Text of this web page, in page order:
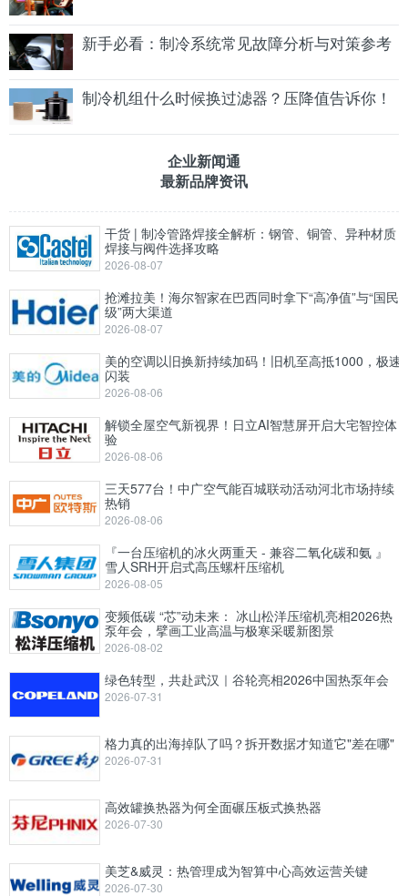
新手必看：制冷系统常见故障分析与对策参考
制冷机组什么时候换过滤器？压降值告诉你！
企业新闻通
最新品牌资讯
干货 | 制冷管路焊接全解析：钢管、铜管、异种材质
焊接与阀件选择攻略
2026-08-07
抢滩拉美！海尔智家在巴西同时拿下“高净值”与“国民
级”两大渠道
2026-08-07
美的空调以旧换新持续加码！旧机至高抵1000，极速
闪装
2026-08-06
解锁全屋空气新视界！日立AI智慧屏开启大宅智控体
验
2026-08-06
三天577台！中广空气能百城联动活动河北市场持续
热销
2026-08-06
『一台压缩机的冰火两重天 - 兼容二氧化碳和氨 』
雪人SRH开启式高压螺杆压缩机
2026-08-05
变频低碳 “芯”动未来： 冰山松洋压缩机亮相2026热
泵年会，擘画工业高温与极寒采暖新图景
2026-08-02
绿色转型，共赴武汉｜谷轮亮相2026中国热泵年会
2026-07-31
格力真的出海掉队了吗？拆开数据才知道它"差在哪"
2026-07-31
高效罐换热器为何全面碾压板式换热器
2026-07-30
美芝&威灵：热管理成为智算中心高效运营关键
2026-07-30